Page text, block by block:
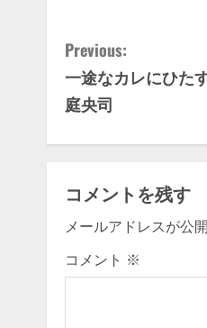
C
o
i
n
u
Previous:
一途なカレにひた
庭央司
コメントを残す
メールアドレスが公
コメント ※